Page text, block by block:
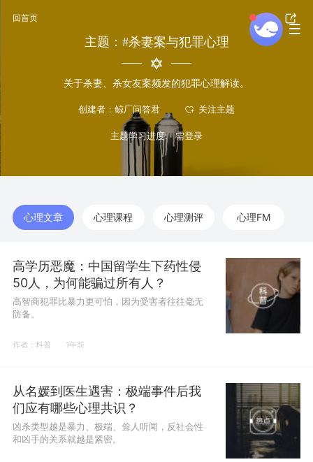
回首页
主题：#杀妻案与犯罪心理
关于杀妻、杀女友案频发的犯罪心理解读。
创建者：鲸厂问答君
主题学习进度:
心理文章 心理课程 心理测评 心理FM
高学历恶魔：中国留学生下药性侵
50人，为何能骗过所有人？
高智商犯罪比暴力更可怕，因为受害者往往毫无
防备。
作者：科普 1年前
从名媛到医生遇害：极端事件后我
们应有哪些心理共识？
凶杀类型越是暴力、极端、耸人听闻，反社会性
和凶手的关系就越是紧密。